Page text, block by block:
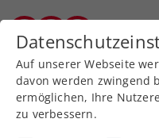
Zurück zur
Turniere
Auf unserer Webseite
davon werden zwingend
ermöglichen, Ihre
zu verbessern.